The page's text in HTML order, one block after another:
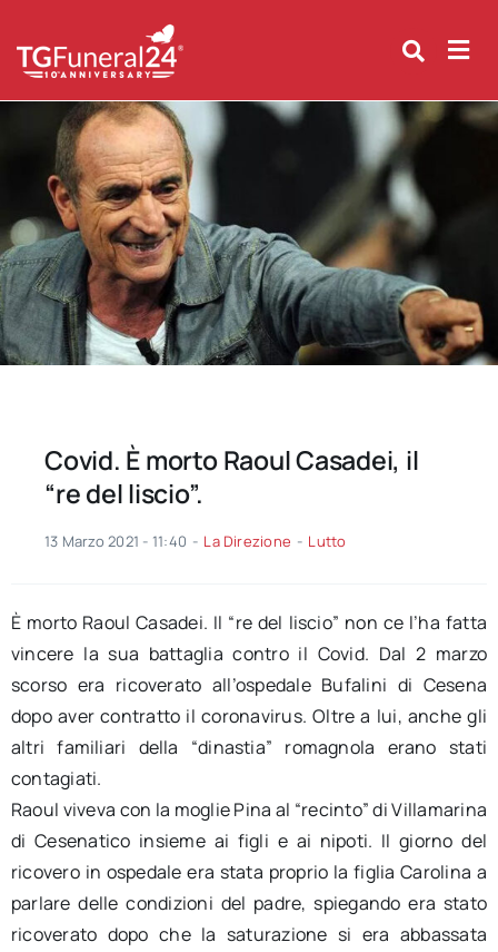
content
Covid. È morto Raoul Casadei, il
“re del liscio”.
13 Marzo 2021 - 11:40 - La Direzione - Lutto
È morto Raoul Casadei. Il “re del liscio” non ce l’ha fatta
vincere la sua battaglia contro il Covid. Dal 2 marzo
scorso era ricoverato all’ospedale Bufalini di Cesena
dopo aver contratto il coronavirus. Oltre a lui, anche gli
altri familiari della “dinastia” romagnola erano stati
contagiati.
Raoul viveva con la moglie Pina al “recinto” di Villamarina
di Cesenatico insieme ai figli e ai nipoti. Il giorno del
ricovero in ospedale era stata proprio la figlia Carolina a
parlare delle condizioni del padre, spiegando era stato
ricoverato dopo che la saturazione si era abbassata